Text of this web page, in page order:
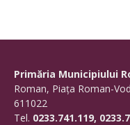
Primăria Municipiului
Roman, Piaţa Roman-
611022
Tel. 0233.741.119,